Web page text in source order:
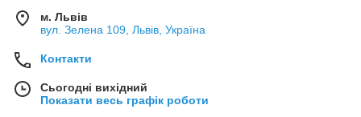
м. Львів
вул. Зелена 109, Львів, Україна
Контакти
Сьогодні вихідний
Показати весь графік роботи